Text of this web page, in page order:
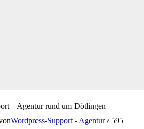
– Agentur rund um Dötlingen
Wordpress-Support - Agentur / 595